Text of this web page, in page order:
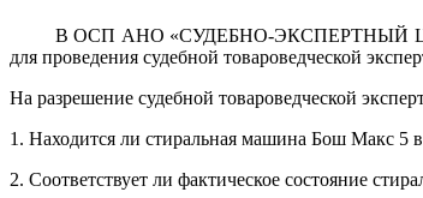
В ОСП АНО «СУДЕБНО-ЭКСПЕРТНЫЙ ЦЕНТР»
для проведения судебной товароведческой
На разрешение судебной товароведческой
1. Находится ли стиральная машина Бош Макс 5
2. Соответствует ли фактическое состояние